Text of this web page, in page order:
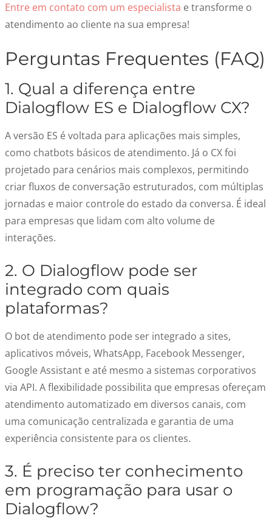
Entre em contato com um especialista e transforme o
atendimento ao cliente na sua empresa!
Perguntas Frequentes (FAQ)
1. Qual a diferença entre
Dialogflow ES e Dialogflow CX?
A versão ES é voltada para aplicações mais simples,
como chatbots básicos de atendimento. Já o CX foi
projetado para cenários mais complexos, permitindo
criar fluxos de conversação estruturados, com múltiplas
jornadas e maior controle do estado da conversa. É ideal
para empresas que lidam com alto volume de
interações.
2. O Dialogflow pode ser
integrado com quais
plataformas?
O bot de atendimento pode ser integrado a sites,
aplicativos móveis, WhatsApp, Facebook Messenger,
Google Assistant e até mesmo a sistemas corporativos
via API. A flexibilidade possibilita que empresas ofereçam
atendimento automatizado em diversos canais, com
uma comunicação centralizada e garantia de uma
experiência consistente para os clientes.
3. É preciso ter conhecimento
em programação para usar o
Dialogflow?